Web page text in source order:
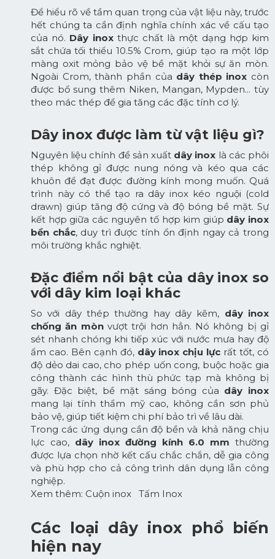
Để hiểu rõ về tầm quan trọng của vật liệu này, trước
hết chúng ta cần định nghĩa chính xác về cấu tạo
của nó. Dây inoxthực chất là một dạng hợp kim
sắt chứa tối thiểu 10.5% Crom, giúp tạo ra một lớp
màng oxit mỏng bảo vệ bề mặt khỏi sự ăn mòn.
Ngoài Crom, thành phần của dây thép inox còn
được bổ sung thêm Niken, Mangan, Mypden... tùy
theo mác thép để gia tăng các đặc tính cơ lý.
Dây inox được làm từ vật liệu gì?
Nguyên liệu chính để sản xuất dây inox là các phôi
thép không gỉ được nung nóng và kéo qua các
khuôn để đạt được đường kính mong muốn. Quá
trình này có thể tạo ra dây inox kéo nguội (cold
drawn) giúp tăng độ cứng và độ bóng bề mặt. Sự
kết hợp giữa các nguyên tố hợp kim giúp dây inox
bền chắc, duy trì được tính ổn định ngay cả trong
môi trường khắc nghiệt.
Đặc điểm nổi bật của dây inox so
với dây kim loại khác
So với dây thép thường hay dây kẽm, dây inox
chống ăn mònvượt trội hơn hẳn. Nó không bị gỉ
sét nhanh chóng khi tiếp xúc với nước mưa hay độ
ẩm cao. Bên cạnh đó, dây inox chịu lực rất tốt, có
độ dẻo dai cao, cho phép uốn cong, buộc hoặc gia
công thành các hình thù phức tạp mà không bị
gãy. Đặc biệt, bề mặt sáng bóng của dây inox
mang lại tính thẩm mỹ cao, không cần sơn phủ
bảo vệ, giúp tiết kiệm chi phí bảo trì về lâu dài.
Trong các ứng dụng cần độ bền và khả năng chịu
lực cao, dây inox đường kính 6.0 mm thường
được lựa chọn nhờ kết cấu chắc chắn, dễ gia công
và phù hợp cho cả công trình dân dụng lẫn công
nghiệp.
Xem thêm: Cuộn inox Tấm Inox
Các loại dây inox phổ biến
hiện nay